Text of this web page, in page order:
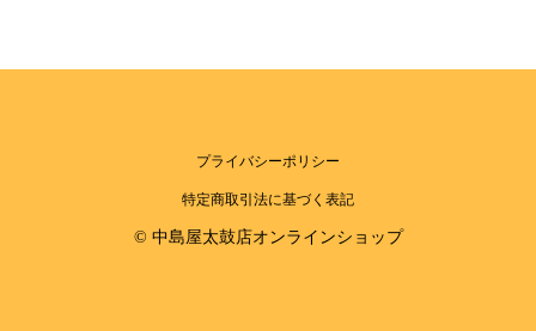
プライバシーポリシー
特定商取引法に基づく表記
© 中島屋太鼓店オンラインショップ